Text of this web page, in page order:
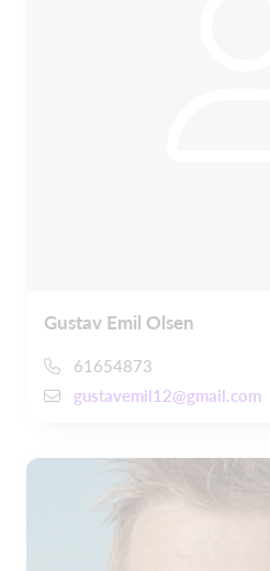
Gustav Emil Olsen
61654873
gustavemil12@gmail.com